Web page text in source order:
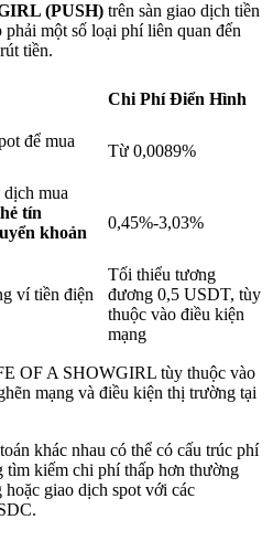
tiền điện tử
tài chính
chính hiện tại và thu nhập lâu dài
(PUSH) trên sàn giao dịch tiền
một số loại phí liên quan đến
tiền.
Chi Phí Điển Hình
để mua
Từ 0,0089%
mua
tín
khoản
0,45%-3,03%
ví tiền điện
Tối thiểu tương
đương 0,5 USDT, tùy
thuộc vào điều kiện
mạng
OF A SHOWGIRL tùy thuộc vào
mạng và điều kiện thị trường tại
khác nhau có thể có cấu trúc phí
kiếm chi phí thấp hơn thường
giao dịch spot với các